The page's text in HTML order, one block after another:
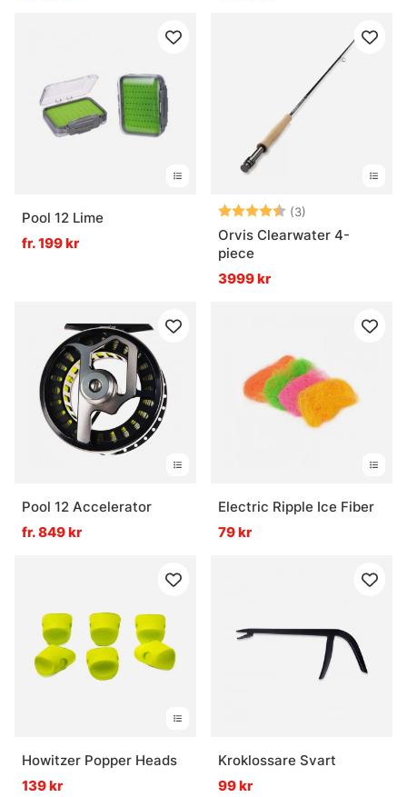
Pool 12 Lime
fr. 199 kr
Betyg: (3)
Orvis Clearwater 4-
piece
3999 kr
Pool 12 Accelerator
fr. 849 kr
Electric Ripple Ice Fiber
79 kr
Howitzer Popper Heads
139 kr
Kroklossare Svart
99 kr